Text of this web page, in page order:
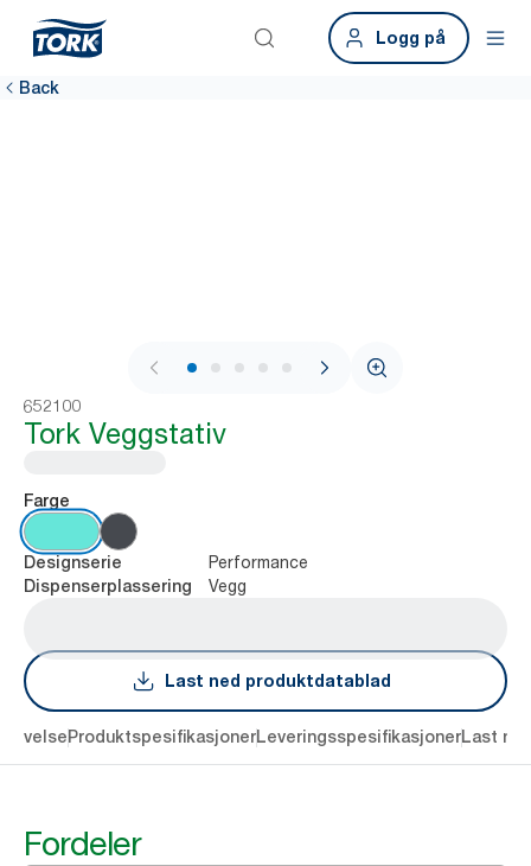
Logg på
Back
1 / 8
652100
Tork Veggstativ
Farge
Designserie Performance
Dispenserplassering Vegg
Last ned produktdatablad
ProduktspesifikasjonerLeveringsspesifikasjonerLast
Fordeler